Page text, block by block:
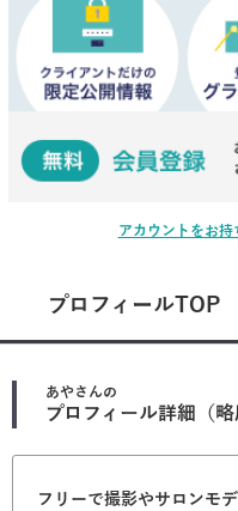
アカウントをお
プロフィールTOP
あや さんの
プロフィール詳細（略
フリーで撮影やサロンモ